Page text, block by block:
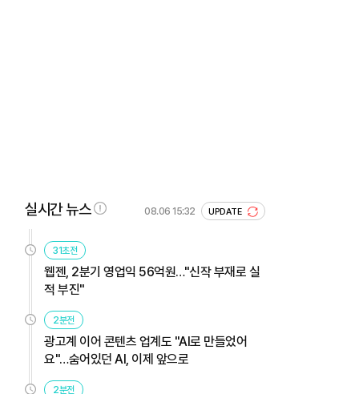
실시간 뉴스 08.06 15:32 UPDATE
31초전
웹젠, 2분기 영업익 56억원…"신작 부재로 실
적 부진"
2분전
광고계 이어 콘텐츠 업계도 "AI로 만들었어
요"…숨어있던 AI, 이제 앞으로
2분전